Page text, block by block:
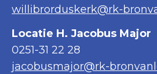
willibrorduskerk@rk-
Locatie H. Jacobus Major
0251-31 22 28
jacobusmajor@rk-